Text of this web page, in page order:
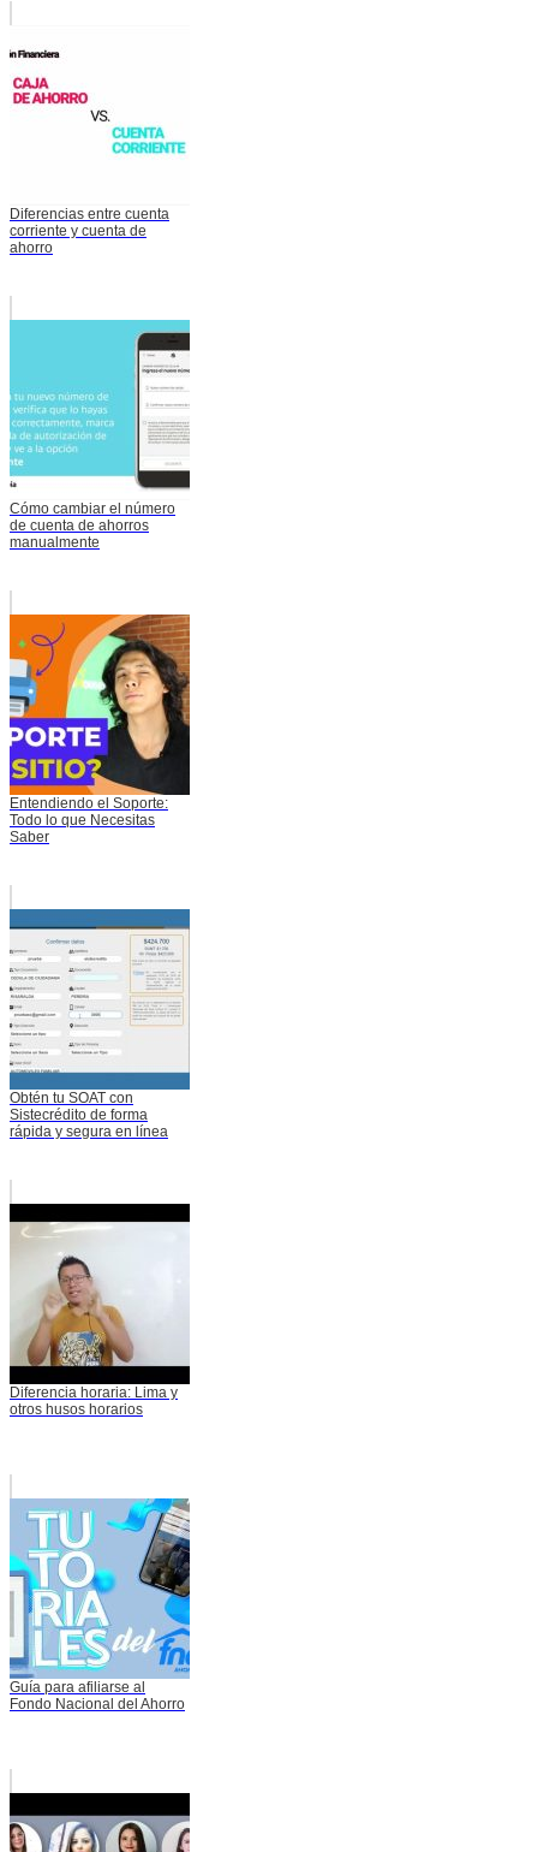
Diferencias entre cuenta
corriente y cuenta de
ahorro
Cómo cambiar el número
de cuenta de ahorros
manualmente
Entendiendo el Soporte:
Todo lo que Necesitas
Saber
Obtén tu SOAT con
Sistecrédito de forma
rápida y segura en línea
Diferencia horaria: Lima y
otros husos horarios
Guía para afiliarse al
Fondo Nacional del Ahorro